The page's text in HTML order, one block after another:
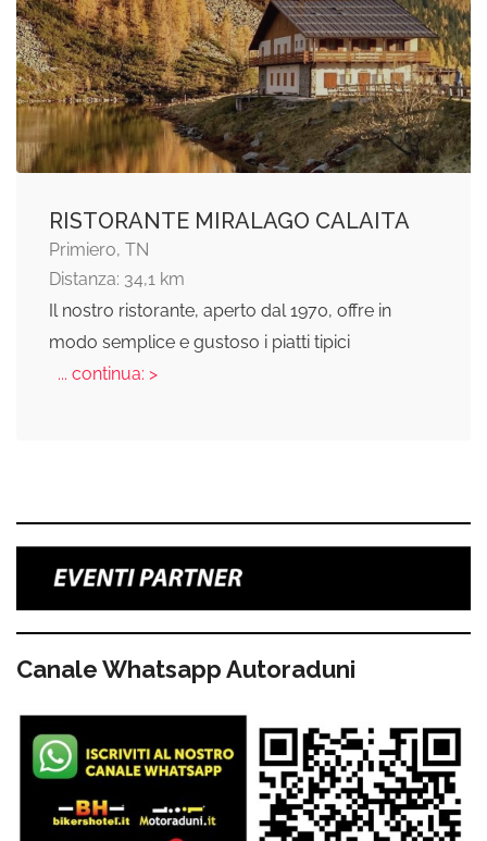
RISTORANTE MIRALAGO CALAITA
Primiero, TN
Distanza: 34,1 km
Il nostro ristorante, aperto dal 1970, offre in
modo semplice e gustoso i piatti tipici
... continua: >
Canale Whatsapp Autoraduni